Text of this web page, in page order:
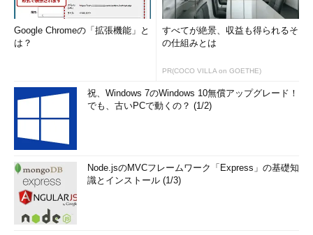
Google Chromeの「拡張機能」と
は？
すべてが絶景、収益も得られるそ
の仕組みとは
PR(COCO VILLA on GOETHE)
祝、Windows 7のWindows 10無償アップグレード！
でも、古いPCで動くの？ (1/2)
Node.jsのMVCフレームワーク「Express」の基礎知
識とインストール (1/3)